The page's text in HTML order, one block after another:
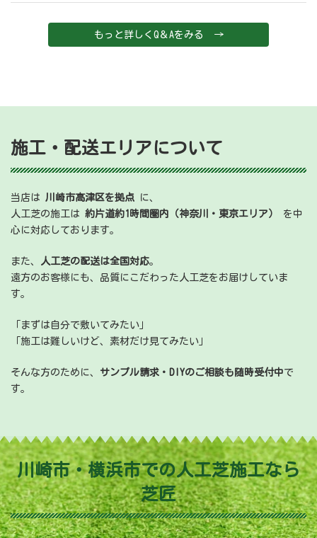
もっと詳しくQ＆Aをみる →
施工・配送エリアについて
当店は 川崎市高津区を拠点 に、
人工芝の施工は 約片道約1時間圏内（神奈川・東京エリア）
を中
心に対応しております。
また、 人工芝の配送は全国対応。
遠方のお客様にも、品質にこだわった人工芝をお届けしていま
す。
「まずは自分で敷いてみたい」
「施工は難しいけど、素材だけ見てみたい」
そんな方のために、 サンプル請求・DIYのご相談も随時受付中で
す。
川崎市・横浜市での人工芝施工なら
芝匠